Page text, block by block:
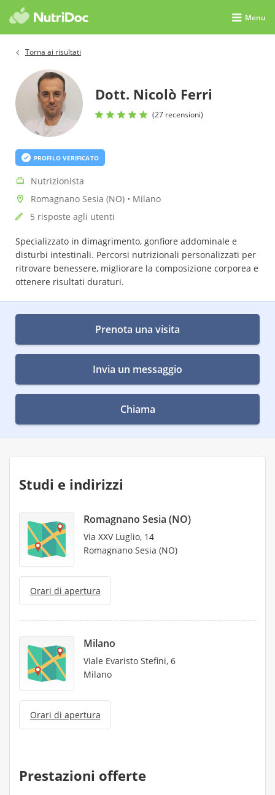
Menu
Torna ai risultati
Dott. Nicolò Ferri
(27 recensioni)
PROFILO VERIFICATO
Nutrizionista
Romagnano Sesia (NO) • Milano
5 risposte agli utenti
Specializzato in dimagrimento, gonfiore addominale e
disturbi intestinali. Percorsi nutrizionali personalizzati per
ritrovare benessere, migliorare la composizione corporea e
ottenere risultati duraturi.
Prenota una visita
Invia un messaggio
Chiama
Studi e indirizzi
Romagnano Sesia (NO)
Via XXV Luglio, 14
Romagnano Sesia (NO)
Orari di apertura
Milano
Viale Evaristo Stefini, 6
Milano
Orari di apertura
Prestazioni offerte